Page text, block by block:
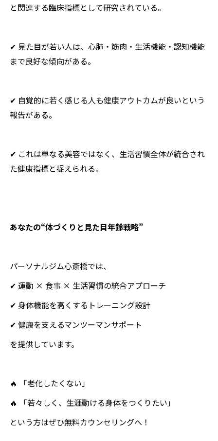
と関連する臨床指標として研究されている。
✔ 見た目が若い人は、心肺・筋肉・生活機能・認知機能
まで良好な傾向がある。
✔ 自覚的に若く感じる人も健康アウトカムが良いという
報告がある。
✔ これは単なる美容ではなく、生活習慣全体が統合され
た健康指標と捉えられる。
あなたの“体づくりと見た目年齢戦略”
パーソナルジム心斎橋では、
✔ 運動 × 食事 × 生活習慣の統合アプローチ
✔ 身体機能を高くするトレーニング設計
✔ 健康を支えるマンツーマンサポート
を提供しています。
🔥 「老化したくない」
🔥 「若々しく、生涯動ける身体をつくりたい」
という方はぜひ無料カウンセリングへ！